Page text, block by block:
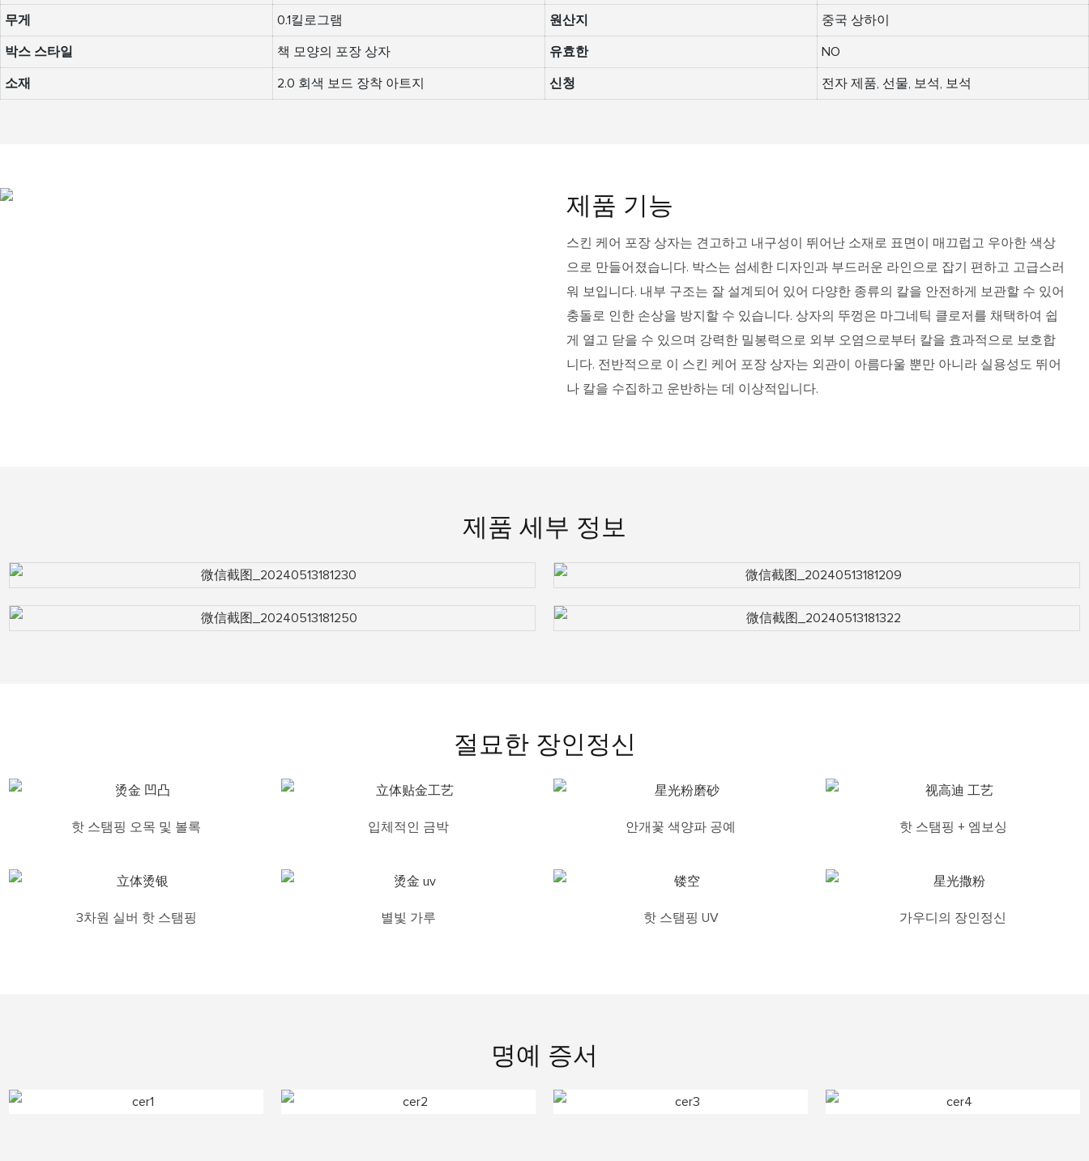
무게 0.1킬로그램 원산지 중국 상하이
박스 스타일 책 모양의 포장 상자 유효한 NO
소재 2.0 회색 보드 장착 아트지 신청 전자 제품, 선물, 보석, 보석
제품 기능
스킨 케어 포장 상자는 견고하고 내구성이 뛰어난 소재로 표면이 매끄럽고 우아한 색상
으로 만들어졌습니다. 박스는 섬세한 디자인과 부드러운 라인으로 잡기 편하고 고급스러
워 보입니다. 내부 구조는 잘 설계되어 있어 다양한 종류의 칼을 안전하게 보관할 수 있어
충돌로 인한 손상을 방지할 수 있습니다. 상자의 뚜껑은 마그네틱 클로저를 채택하여 쉽
게 열고 닫을 수 있으며 강력한 밀봉력으로 외부 오염으로부터 칼을 효과적으로 보호합
니다. 전반적으로 이 스킨 케어 포장 상자는 외관이 아름다울 뿐만 아니라 실용성도 뛰어
나 칼을 수집하고 운반하는 데 이상적입니다.
제품 세부 정보
절묘한 장인정신
핫 스탬핑 오목 및 볼록 입체적인 금박 안개꽃 색양파 공예 핫 스탬핑 + 엠보싱
3차원 실버 핫 스탬핑 별빛 가루 핫 스탬핑 UV 가우디의 장인정신
명예 증서